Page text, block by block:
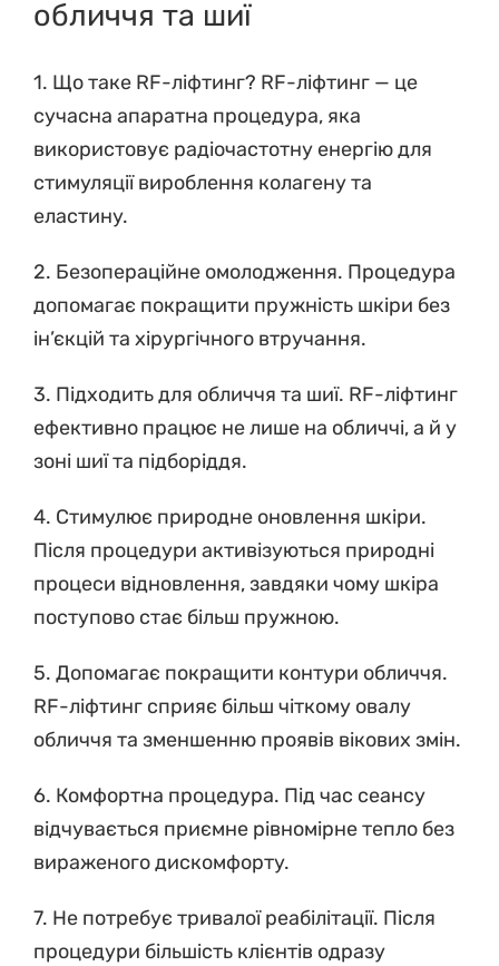
обличчя та шиї
1. Що таке RF-ліфтинг? RF-ліфтинг — це
сучасна апаратна процедура, яка
використовує радіочастотну енергію для
стимуляції вироблення колагену та
еластину.
2. Безопераційне омолодження. Процедура
допомагає покращити пружність шкіри без
ін’єкцій та хірургічного втручання.
3. Підходить для обличчя та шиї. RF-ліфтинг
ефективно працює не лише на обличчі, а й у
зоні шиї та підборіддя.
4. Стимулює природне оновлення шкіри.
Після процедури активізуються природні
процеси відновлення, завдяки чому шкіра
поступово стає більш пружною.
5. Допомагає покращити контури обличчя.
RF-ліфтинг сприяє більш чіткому овалу
обличчя та зменшенню проявів вікових змін.
6. Комфортна процедура. Під час сеансу
відчувається приємне рівномірне тепло без
вираженого дискомфорту.
7. Не потребує тривалої реабілітації. Після
процедури більшість клієнтів одразу